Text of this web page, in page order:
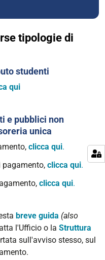
tipologie di
studenti
qui
e pubblici non
unica
clicca qui.
pagamento, clicca qui.
clicca qui.
breve guida (also
l'Ufficio o la Struttura
sull'avviso stesso, sul